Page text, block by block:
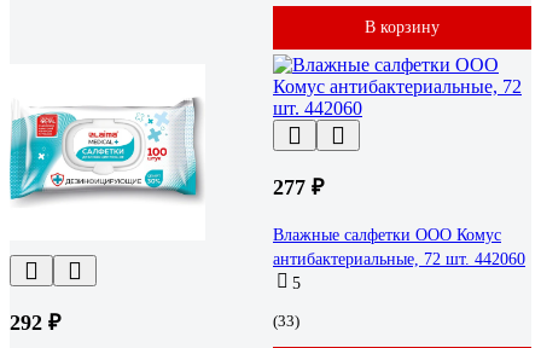
В корзину
292 ₽
277 ₽
Влажные салфетки ООО Комус
антибактериальные, 72 шт. 442060
5
(33)